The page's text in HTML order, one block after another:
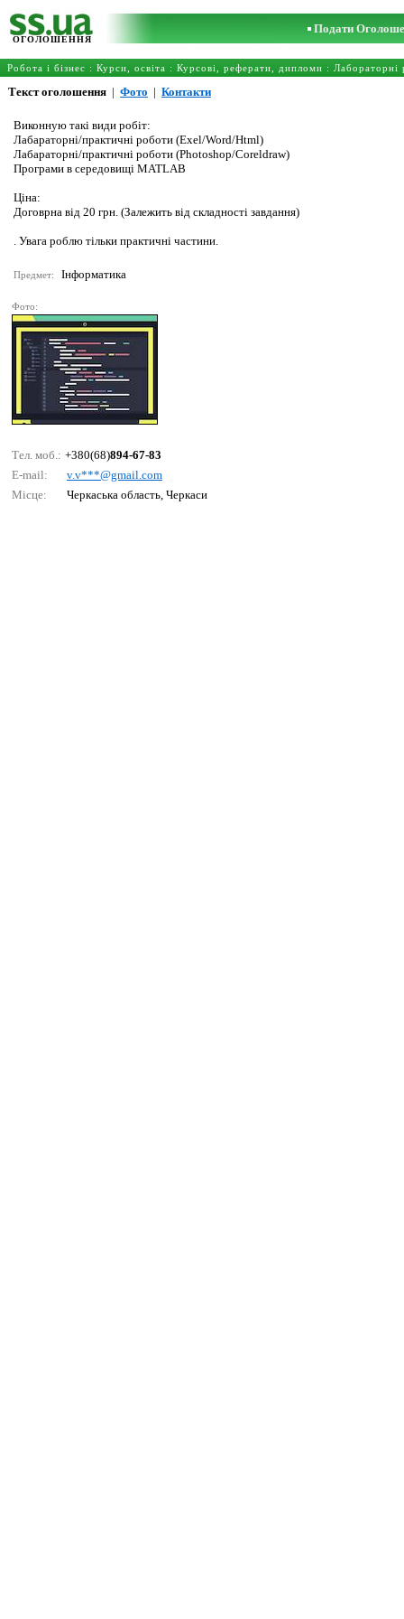
ОГОЛОШЕННЯ
Подати
Робота і бізнес : Курси, освіта : Курсові, реферати, дипломи : Лабораторні
Текст оголошення | Фото | Контакти
Виконную такі види робіт:
Лабараторні/практичні роботи (Exel/Word/Html)
Лабараторні/практичні роботи (Photoshop/Coreldraw)
Програми в середовищі MATLAB
Ціна:
Договрна від 20 грн. (Залежить від складності завдання)
. Увага роблю тільки практичні частини.
Предмет: Інформатика
Фото:
Тел. моб.: +380(68)894-67-83
E-mail:
v.v***@gmаil.соm
Місце:
Черкаська область, Черкаси